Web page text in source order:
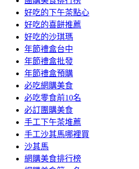
好吃的下午茶點心
好吃的喜餅推薦
好吃的沙琪瑪
年節禮盒台中
年節禮盒批發
年節禮盒預購
必吃網購美食
必吃零食前10名
必訂團購美食
手工下午茶堆薦
手工沙其馬哪裡買
沙其馬
網購美食排行榜